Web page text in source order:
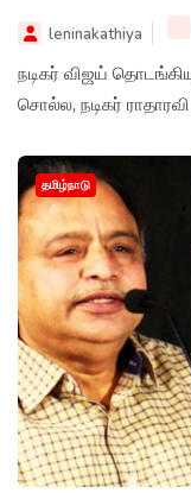
leninakathiya
நடிகர் விஜய் தொடங்கியுள்ள தமிழக
சொல்ல, நடிகர் ராதாரவி
தமிழ்நாடு